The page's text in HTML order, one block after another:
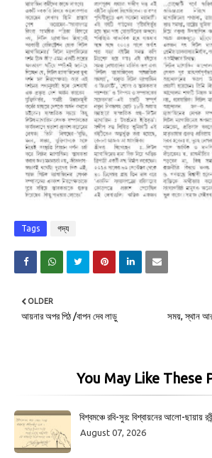
Tags গদ্য
সময়, স্থান আর
OLDER
আয়নার অপর পিঠ /বাপন দেব লাড়ু
You May Like These
বিশ্বমঞ্চে রবি-সুর: বিশ্বায়নের আলো-ছায়ায়
August 07, 2026